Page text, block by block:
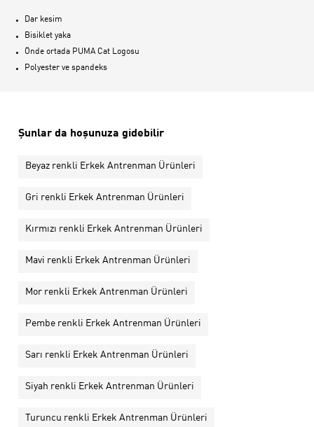
Dar kesim
Bisiklet yaka
Önde ortada PUMA Cat Logosu
Polyester ve spandeks
Şunlar da hoşunuza gidebilir
Beyaz renkli Erkek Antrenman Ürünleri
Gri renkli Erkek Antrenman Ürünleri
Kırmızı renkli Erkek Antrenman Ürünleri
Mavi renkli Erkek Antrenman Ürünleri
Mor renkli Erkek Antrenman Ürünleri
Pembe renkli Erkek Antrenman Ürünleri
Sarı renkli Erkek Antrenman Ürünleri
Siyah renkli Erkek Antrenman Ürünleri
Turuncu renkli Erkek Antrenman Ürünleri